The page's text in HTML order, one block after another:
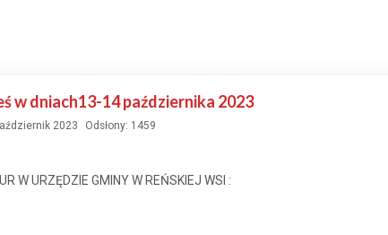
w dniach13-14 października 2023
2023 Odsłony: 1459
W URZĘDZIE GMINY W REŃSKIEJ WSI :